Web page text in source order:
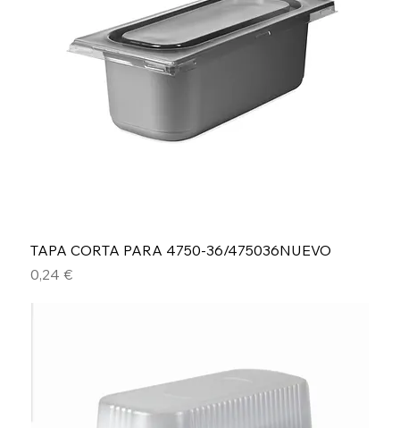
TAPA CORTA PARA 4750-36/475036NUEVO
Precio
0,24 €